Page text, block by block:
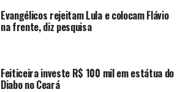
Evangélicos rejeitam Lula e colocam Flávio
na frente, diz pesquisa
Feiticeira investe R$ 100 mil em estátua do
Diabo no Ceará